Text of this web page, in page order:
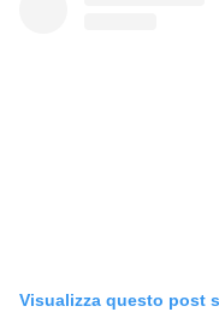
Visualizza questo post